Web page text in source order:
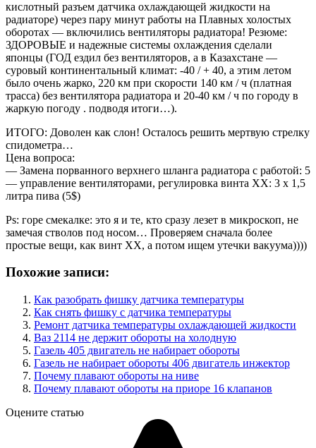
кислотный разъем датчика охлаждающей жидкости на
радиаторе) через пару минут работы на Плавных холостых
оборотах — включились вентиляторы радиатора! Резюме:
ЗДОРОВЫЕ и надежные системы охлаждения сделали
японцы (ГОД ездил без вентиляторов, а в Казахстане —
суровый континентальный климат: -40 / + 40, а этим летом
было очень жарко, 220 км при скорости 140 км / ч (платная
трасса) без вентилятора радиатора и 20-40 км / ч по городу в
жаркую погоду . подводя итоги…).
ИТОГО: Доволен как слон! Осталось решить мертвую стрелку
спидометра…
Цена вопроса:
— Замена порванного верхнего шланга радиатора с работой: 5
— управление вентиляторами, регулировка винта XX: 3 х 1,5
литра пива (5$)
Ps: горе смекалке: это я и те, кто сразу лезет в микроскоп, не
замечая стволов под носом… Проверяем сначала более
простые вещи, как винт ХХ, а потом ищем утечки вакуума))))
Похожие записи:
Как разобрать фишку датчика температуры
Как снять фишку с датчика температуры
Ремонт датчика температуры охлаждающей жидкости
Ваз 2114 не держит обороты на холодную
Газель 405 двигатель не набирает обороты
Газель не набирает обороты 406 двигатель инжектор
Почему плавают обороты на ниве
Почему плавают обороты на приоре 16 клапанов
Оцените статью